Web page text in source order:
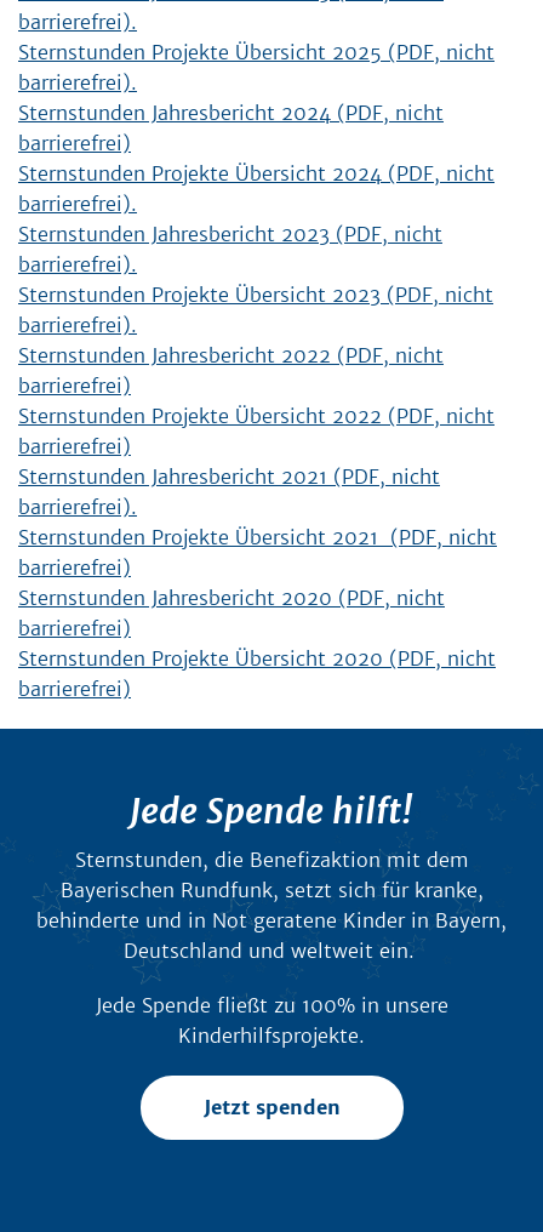
barrierefrei).
Sternstunden Projekte Übersicht 2025 (PDF, nicht
barrierefrei).
Sternstunden Jahresbericht 2024 (PDF, nicht
barrierefrei)
Sternstunden Projekte Übersicht 2024 (PDF, nicht
barrierefrei).
Sternstunden Jahresbericht 2023 (PDF, nicht
barrierefrei).
Sternstunden Projekte Übersicht 2023 (PDF, nicht
barrierefrei).
Sternstunden Jahresbericht 2022 (PDF, nicht
barrierefrei)
Sternstunden Projekte Übersicht 2022 (PDF, nicht
barrierefrei)
Sternstunden Jahresbericht 2021 (PDF, nicht
barrierefrei).
Sternstunden Projekte Übersicht 2021 (PDF, nicht
barrierefrei)
Sternstunden Jahresbericht 2020 (PDF, nicht
barrierefrei)
Sternstunden Projekte Übersicht 2020 (PDF, nicht
barrierefrei)
Jede Spende hilft!
Sternstunden, die Benefizaktion mit dem
Bayerischen Rundfunk, setzt sich für kranke,
behinderte und in Not geratene Kinder in Bayern,
Deutschland und weltweit ein.
Jede Spende fließt zu 100% in unsere
Kinderhilfsprojekte.
Jetzt spenden